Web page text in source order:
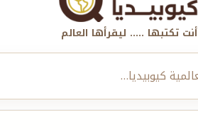
أنت تكتبها ..... ليقرأها العالم